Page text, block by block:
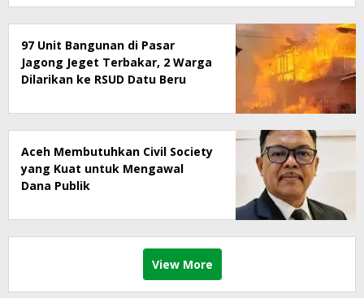
97 Unit Bangunan di Pasar
Jagong Jeget Terbakar, 2 Warga
Dilarikan ke RSUD Datu Beru
Aceh Membutuhkan Civil Society
yang Kuat untuk Mengawal
Dana Publik
View More